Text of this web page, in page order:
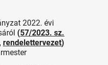
2022. évi
(57/2023. sz.
,rendelettervezet)